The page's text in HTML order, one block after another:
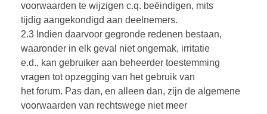
voorwaarden te wijzigen c.q. beëindigen, mits
tijdig aangekondigd aan deelnemers.
2.3 Indien daarvoor gegronde redenen bestaan,
waaronder in elk geval niet ongemak, irritatie
e.d., kan gebruiker aan beheerder toestemming
vragen tot opzegging van het gebruik van
het forum. Pas dan, en alleen dan, zijn de algemene
voorwaarden van rechtswege niet meer